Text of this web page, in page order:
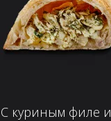
С куриным филе и